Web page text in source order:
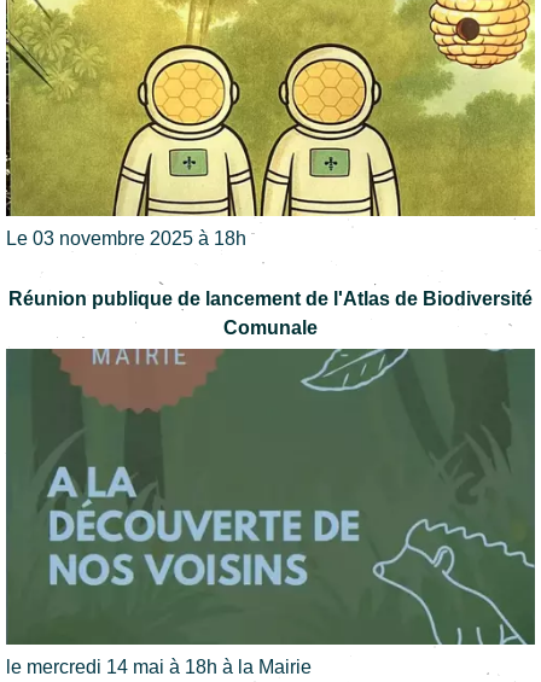
Le 03 novembre 2025 à 18h
Réunion publique de lancement de l'Atlas de Biodiversité
Comunale
le mercredi 14 mai à 18h à la Mairie